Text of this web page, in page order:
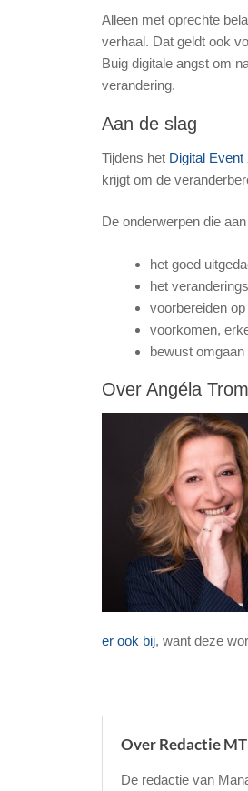
Alleen met oprechte
verhaal. Dat geldt ook
Buig digitale angst om
verandering.
Aan de slag
Tijdens het Digital Event
krijgt om de
De onderwerpen die
het goed
het
voorbereiden
voorkomen,
bewust
Over Angéla
er ook bij, want deze
Over Redactie MT
De redactie van